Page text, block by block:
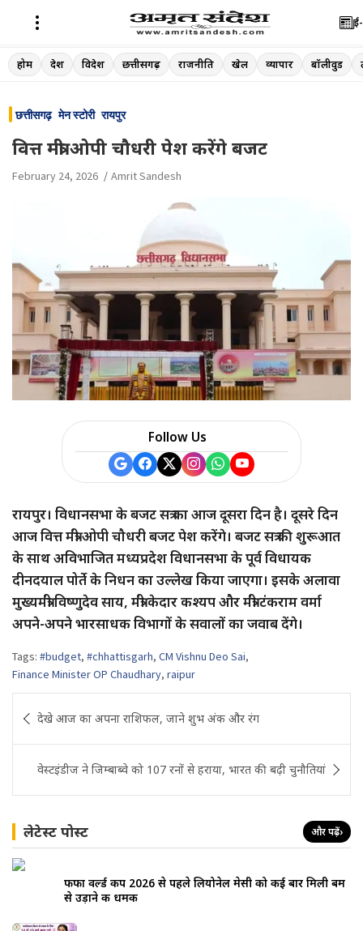
Skip
to
होम देश विदेश छत्तीसगढ़ राजनीति खेल व्यापार बॉलीवुड
छत्तीसगढ़ मेन स्टोरी रायपुर
वित्त मंत्री ओपी चौधरी पेश करेंगे बजट
February 24, 2026 Amrit Sandesh
Follow Us
रायपुर। विधानसभा के बजट सत्र का आज दूसरा दिन है। दूसरे दिन
आज वित्त मंत्री ओपी चौधरी बजट पेश करेंगे। बजट सत्र की शुरूआत
के साथ अविभाजित मध्यप्रदेश विधानसभा के पूर्व विधायक
दीनदयाल पोर्ते के निधन का उल्लेख किया जाएगा। इसके अलावा
मुख्यमंत्री विष्णुदेव साय, मंत्री केदार कश्यप और मंत्री टंकराम वर्मा
अपने-अपने भारसाधक विभागों के सवालों का जवाब देंगे।
Tags: #budget, #chhattisgarh, CM Vishnu Deo Sai,
Finance Minister OP Chaudhary, raipur
navigation
देखे आज का अपना राशिफल, जाने शुभ अंक और रंग
वेस्टइंडीज ने जिम्बाब्वे को 107 रनों से हराया, भारत की बढ़ी चुनौतियां
लेटेस्ट पोस्ट और पढ़ें›
फीफा वर्ल्ड कप 2026 से पहले लियोनेल मेसी को कई बार मिली बम
से उड़ाने की धमकी